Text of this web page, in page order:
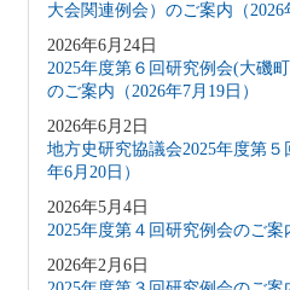
大会関連例会）のご案内（2026
2026年6月24日
2025年度第６回研究例会(大磯
のご案内（2026年7月19日）
2026年6月2日
地方史研究協議会2025年度第
年6月20日）
2026年5月4日
2025年度第４回研究例会のご案
2026年2月6日